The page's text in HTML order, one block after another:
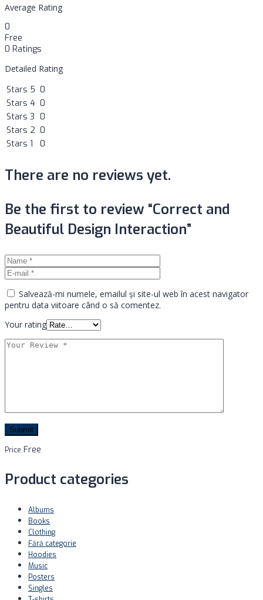
Average Rating
0
Free
0 Ratings
Detailed Rating
Stars 5 0
Stars 4 0
Stars 3 0
Stars 2 0
Stars 1
0
There are no reviews yet.
Be the first to review “Correct and
Beautiful Design Interaction”
Salvează-mi numele, emailul și site-ul web în acest navigator
pentru data viitoare când o să comentez.
Your rating
Price Free
Product categories
Albums
Books
Clothing
Fără categorie
Hoodies
Music
Posters
Singles